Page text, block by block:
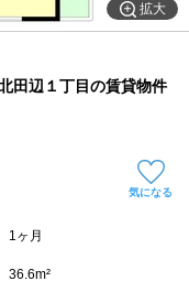
から
拡大
田辺１丁目の賃貸物件
気になる
1ヶ月
36.6m²